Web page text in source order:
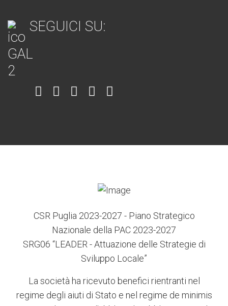
SEGUICI SU:
Item Item Item Item
CSR Puglia 2023-2027 - Piano Strategico
Nazionale della PAC 2023-2027
SRG06 “LEADER - Attuazione delle Strategie di
Sviluppo Locale”
La società ha ricevuto benefici rientranti nel
regime degli aiuti di Stato e nel regime de minimis